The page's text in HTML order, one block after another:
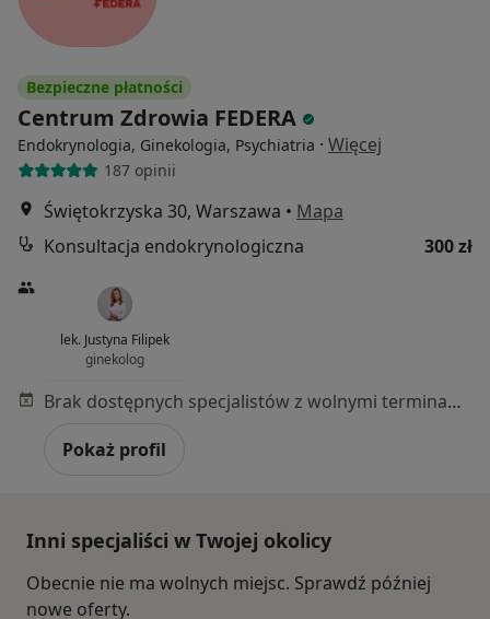
Bezpieczne płatności
Centrum Zdrowia FEDERA
Endokrynologia, Ginekologia, Psychiatria · Więcej
187 opinii
Świętokrzyska 30, Warszawa • Mapa
Konsultacja endokrynologiczna
300 zł
lek. Justyna Filipek
ginekolog
Brak dostępnych specjalistów z wolnymi terminami w tym centrum medycznym.
Pokaż profil
Inni specjaliści w Twojej okolicy
Obecnie nie ma wolnych miejsc. Sprawdź później
nowe oferty.